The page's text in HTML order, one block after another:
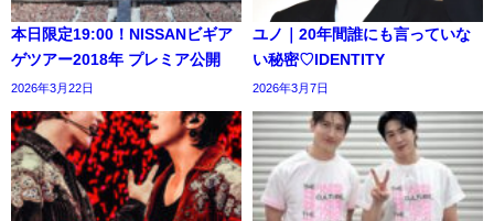
本日限定19:00！NISSANビギア
ゲツアー2018年 プレミア公開
2026年3月22日
ユノ｜20年間誰にも言っていな
い秘密♡IDENTITY
2026年3月7日